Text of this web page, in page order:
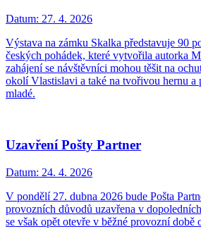
Datum: 27. 4. 2026
Výstava na zámku Skalka představuje 90
českých pohádek, které vytvořila autorka
zahájení se návštěvníci mohou těšit na
okolí Vlastislavi a také na tvořivou hernu
mladé.
Uzavření Pošty Partner
Datum: 24. 4. 2026
V pondělí 27. dubna 2026 bude Pošta
provozních důvodů uzavřena v
se však opět otevře v běžné provozní době